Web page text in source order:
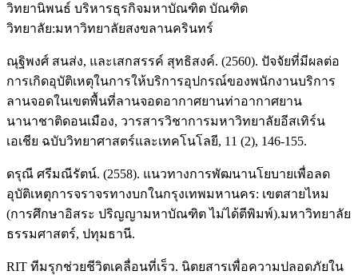
วิทยานิพนธ์ บริหารธุรกิจมหาบัณฑิต บัณฑิต
วิทยาลัย:มหาวิทยาลัยสงขลานครินทร์
ณุฐิพงศ์ สนส่ง, และเสกสรรค์ สุทธิสงค์. (2560). ปัจจัยที่มีผลต่อ
การเกิดอุบัติเหตุในการให้บริการอุปกรณ์ของพนักงานบริการ
ลานจอดในเขตพื้นที่ลานจอดอากาศยานท่าอากาศยาน
นานาชาติดอนเมือง, วารสารวิชาการมหาวิทยาลัยอีสเทิร์น
เอเชีย ฉบับวิทยาศาสตร์และเทคโนโลยี, 11 (2), 146-155.
ดรุณี ศรีมณีรัตน์. (2558). แนวทางการพัฒนานโยบายเพื่อลด
อุบัติเหตุการจราจรทางบกในกรุงเทพมหานคร: เขตสายไหม
(การศึกษาอิสระ ปริญญามหาบัณฑิต ไม่ได้ตีพิมพ์).มหาวิทยาลัย
ธรรมศาสตร์, ปทุมธานี.
RIT ทีมรุกช่วยชีวิตเคลื่อนที่เร็ว. นิตยสารเพื่อความปลอดภัยใน